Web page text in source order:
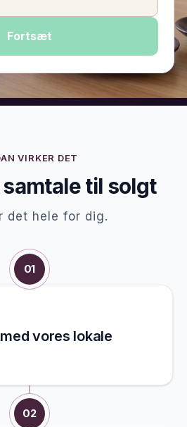
Fortsæt
VIRKER DET
til solgt
det hele for dig.
01
vores lokale
02